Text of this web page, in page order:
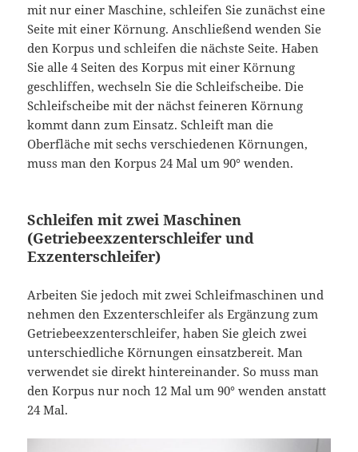
mit nur einer Maschine, schleifen Sie zunächst eine
Seite mit einer Körnung. Anschließend wenden Sie
den Korpus und schleifen die nächste Seite. Haben
Sie alle 4 Seiten des Korpus mit einer Körnung
geschliffen, wechseln Sie die Schleifscheibe. Die
Schleifscheibe mit der nächst feineren Körnung
kommt dann zum Einsatz. Schleift man die
Oberfläche mit sechs verschiedenen Körnungen,
muss man den Korpus 24 Mal um 90° wenden.
Schleifen mit zwei Maschinen
(Getriebeexzenterschleifer und
Exzenterschleifer)
Arbeiten Sie jedoch mit zwei Schleifmaschinen und
nehmen den Exzenterschleifer als Ergänzung zum
Getriebeexzenterschleifer, haben Sie gleich zwei
unterschiedliche Körnungen einsatzbereit. Man
verwendet sie direkt hintereinander. So muss man
den Korpus nur noch 12 Mal um 90° wenden anstatt
24 Mal.